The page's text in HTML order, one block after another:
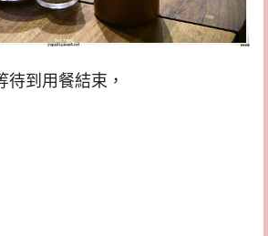
待到用餐結束，